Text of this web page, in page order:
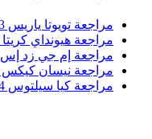
مراجعة تويوتا ياريس 2023
مراجعة هيونداي كريتا 2023
مراجعة إم جي زد إس EV 2024
مراجعة نيسان كيكس 2023
مراجعة كيا سيلتوس 2024